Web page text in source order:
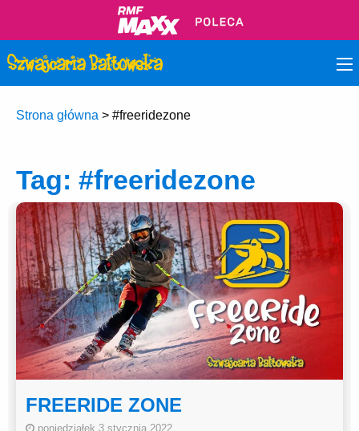
Strona główna > #freeridezone
Tag: #freeridezone
FREERIDE ZONE
poniedziałek 3 stycznia 2022